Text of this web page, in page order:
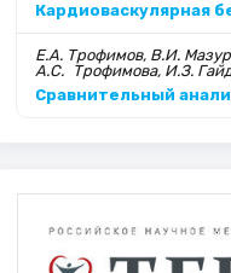
Кардиоваскулярная
Е.А. Трофимов, В.И.
А.С. Трофимова, И.З.
Сравнительный